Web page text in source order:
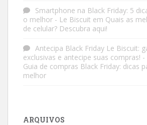
Smartphone na Black Friday: 5
o melhor - Le Biscuit em Quais as
de celular? Descubra aqui!
Antecipa Black Friday Le Biscuit:
exclusivas e antecipe suas compras!
Guia de compras Black Friday: dicas
melhor
ARQUIVOS